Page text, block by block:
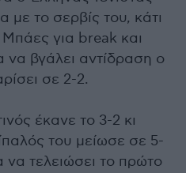
με το σερβίς του, κάτι
για break και
να βγάλει αντίδραση ο
σε 2-2.
έκανε το 3-2 κι
του μείωσε σε 5-
τελειώσει το πρώτο